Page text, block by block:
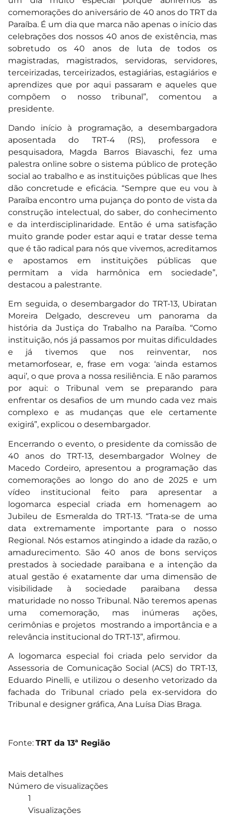
comemorações do aniversário de 40 anos do TRT da
Paraíba. É um dia que marca não apenas o início das
celebrações dos nossos 40 anos de existência, mas
sobretudo os 40 anos de luta de todos os
magistradas, magistrados, servidoras, servidores,
terceirizadas, terceirizados, estagiárias, estagiários e
aprendizes que por aqui passaram e aqueles que
compõem o nosso tribunal”, comentou a
presidente.
Dando início à programação, a desembargadora
aposentada do TRT-4 (RS), professora e
pesquisadora, Magda Barros Biavaschi, fez uma
palestra online sobre o sistema público de proteção
social ao trabalho e as instituições públicas que lhes
dão concretude e eficácia. “Sempre que eu vou à
Paraíba encontro uma pujança do ponto de vista da
construção intelectual, do saber, do conhecimento
e da interdisciplinaridade. Então é uma satisfação
muito grande poder estar aqui e tratar desse tema
que é tão radical para nós que vivemos, acreditamos
e apostamos em instituições públicas que
permitam a vida harmônica em sociedade”,
destacou a palestrante.
Em seguida, o desembargador do TRT-13, Ubiratan
Moreira Delgado, descreveu um panorama da
história da Justiça do Trabalho na Paraíba. “Como
instituição, nós já passamos por muitas dificuldades
e já tivemos que nos reinventar, nos
metamorfosear, e, frase em voga: ‘ainda estamos
aqui’, o que prova a nossa resiliência. E não paramos
por aqui: o Tribunal vem se preparando para
enfrentar os desafios de um mundo cada vez mais
complexo e as mudanças que ele certamente
exigirá”, explicou o desembargador.
Encerrando o evento, o presidente da comissão de
40 anos do TRT-13, desembargador Wolney de
Macedo Cordeiro, apresentou a programação das
comemorações ao longo do ano de 2025 e um
vídeo institucional feito para apresentar a
logomarca especial criada em homenagem ao
Jubileu de Esmeralda do TRT-13. “Trata-se de uma
data extremamente importante para o nosso
Regional. Nós estamos atingindo a idade da razão, o
amadurecimento. São 40 anos de bons serviços
prestados à sociedade paraibana e a intenção da
atual gestão é exatamente dar uma dimensão de
visibilidade à sociedade paraibana dessa
maturidade no nosso Tribunal. Não teremos apenas
uma comemoração, mas inúmeras ações,
cerimônias e projetos mostrando a importância e a
relevância institucional do TRT-13”, afirmou.
A logomarca especial foi criada pelo servidor da
Assessoria de Comunicação Social (ACS) do TRT-13,
Eduardo Pinelli, e utilizou o desenho vetorizado da
fachada do Tribunal criado pela ex-servidora do
Tribunal e designer gráfica, Ana Luísa Dias Braga.
Fonte: TRT da 13ª Região
Mais detalhes
Número de visualizações
1
Visualizações